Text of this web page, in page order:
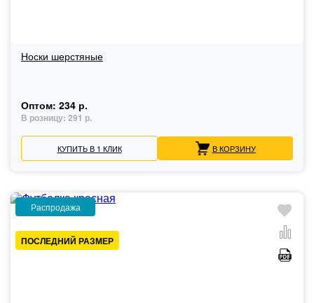
Носки шерстяные
Оптом: 234 р.
В розницу: 291 р.
КУПИТЬ В 1 КЛИК В КОРЗИНУ
Распродажа
ПОСЛЕДНИЙ РАЗМЕР